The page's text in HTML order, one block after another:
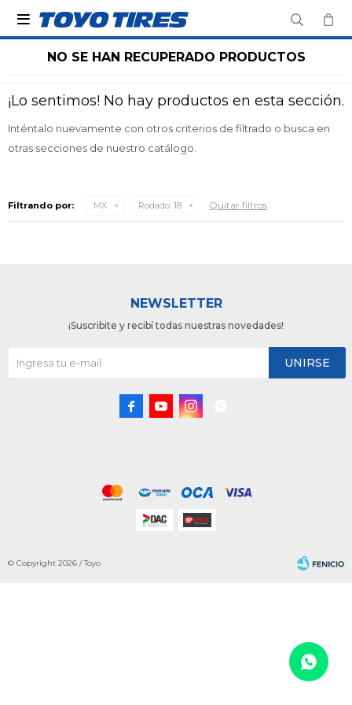

NO SE HAN RECUPERADO PRODUCTOS
¡Lo sentimos! No hay productos en esta sección.
Inténtalo nuevamente con otros criterios de filtrado o busca en
otras secciones de nuestro catálogo.
Filtrando por: MX Rodado: 18 Quitar filtros
NEWSLETTER
¡Suscribite y recibí todas nuestras novedades!
UNIRSE
  
© Copyright 2026 / Toyo
Fenicio